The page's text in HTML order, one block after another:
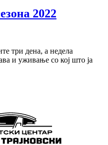
2022
три дена, а недела
и уживање со кој што ја